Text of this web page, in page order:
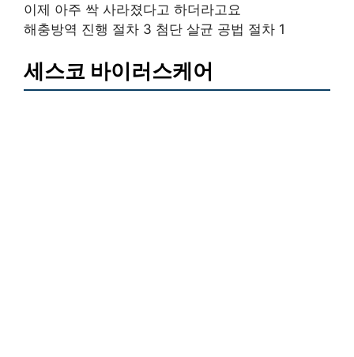
이제 아주 싹 사라졌다고 하더라고요
해충방역 진행 절차 3 첨단 살균 공법 절차 1
세스코 바이러스케어